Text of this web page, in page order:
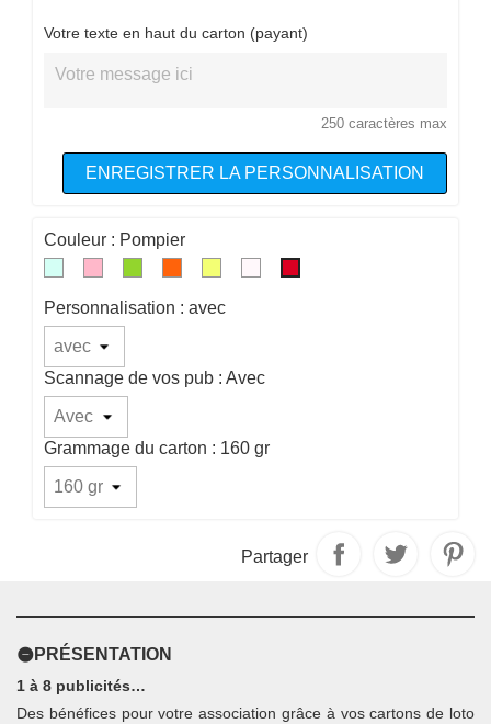
Votre texte en haut du carton (payant)
250 caractères max
ENREGISTRER LA PERSONNALISATION
Couleur : Pompier
Personnalisation : avec
Scannage de vos pub : Avec
Grammage du carton : 160 gr
Partager
PRÉSENTATION
1 à 8 publicités…
Des bénéfices pour votre association grâce à vos cartons de loto